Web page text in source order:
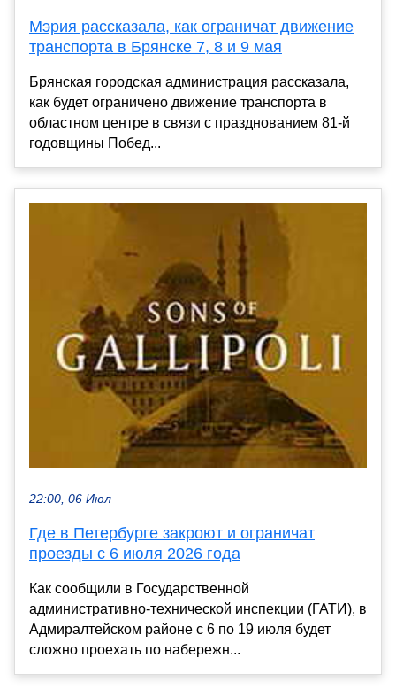
Мэрия рассказала, как ограничат движение
транспорта в Брянске 7, 8 и 9 мая
Брянская городская администрация рассказала,
как будет ограничено движение транспорта в
областном центре в связи с празднованием 81-й
годовщины Побед...
22:00, 06 Июл
Где в Петербурге закроют и ограничат
проезды с 6 июля 2026 года
Как сообщили в Государственной
административно-технической инспекции (ГАТИ), в
Адмиралтейском районе с 6 по 19 июля будет
сложно проехать по набережн...